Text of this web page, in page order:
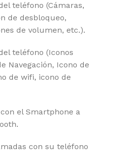
teléfono (Cámaras,
de desbloqueo,
de volumen, etc.).
teléfono (Iconos
Navegación, Icono de
de wifi, icono de
el Smartphone a
con su teléfono